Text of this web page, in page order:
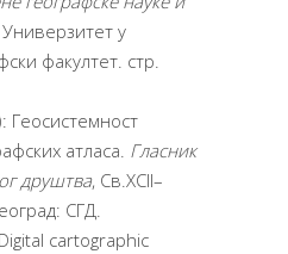
у
факултет. стр.
Геосистемност
атласа. Гласник
друштва, Св.XCII–
СГД.
cartographic